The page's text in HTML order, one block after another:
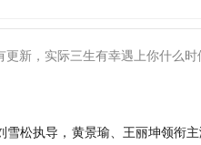
新，实际三生有幸遇上你什么时
雪松执导，黄景瑜、王丽坤领衔